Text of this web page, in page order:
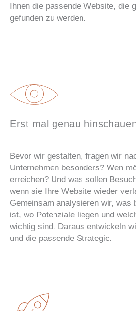
Ihnen die passende Website, die
gefunden zu werden.
Erst mal genau hinschauen
Bevor wir gestalten, fragen wir
Unternehmen besonders? Wen
erreichen? Und was sollen
wenn sie Ihre Website wieder
Gemeinsam analysieren wir, was
ist, wo Potenziale liegen und
wichtig sind. Daraus entwickeln
und die passende Strategie.